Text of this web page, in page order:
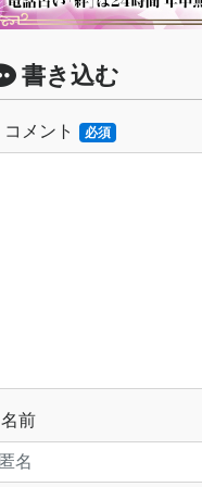
書き込む
コメント 必須
名前